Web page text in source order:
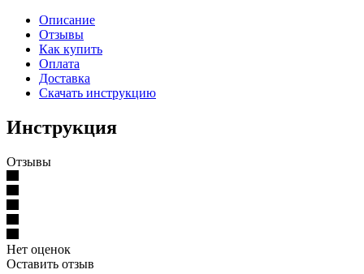
Описание
Отзывы
Как купить
Оплата
Доставка
Скачать инструкцию
Инструкция
Отзывы
Нет оценок
Оставить отзыв